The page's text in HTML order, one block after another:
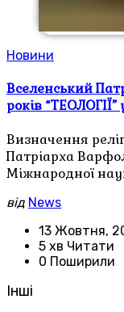
Новини
Вселенський
років “ТЕОЛОГІЇ”
Визначення
Патріарха
Міжнародної
від News
13 Жовтня,
5 хв Читати
0 Поширили
Інші